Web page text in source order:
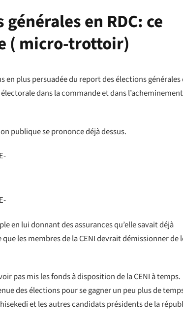
en RDC: ce
( micro-trottoir)
en plus persuadée du report des élections générales
dans la commande et dans
publique se prononce déjà dessus.
en lui donnant des assurances qu’elle savait déjà
les membres de la CENI devrait démissionner de
pas mis les fonds à disposition de la CENI à temps.
des élections pour se gagner un peu plus de
et les autres candidats présidents de la